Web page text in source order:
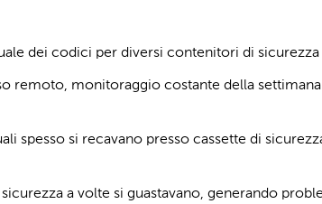
dei codici per diversi contenitori di sicurezza
remoto, monitoraggio costante della
spesso si recavano presso cassette di
sicurezza a volte si guastavano, generando